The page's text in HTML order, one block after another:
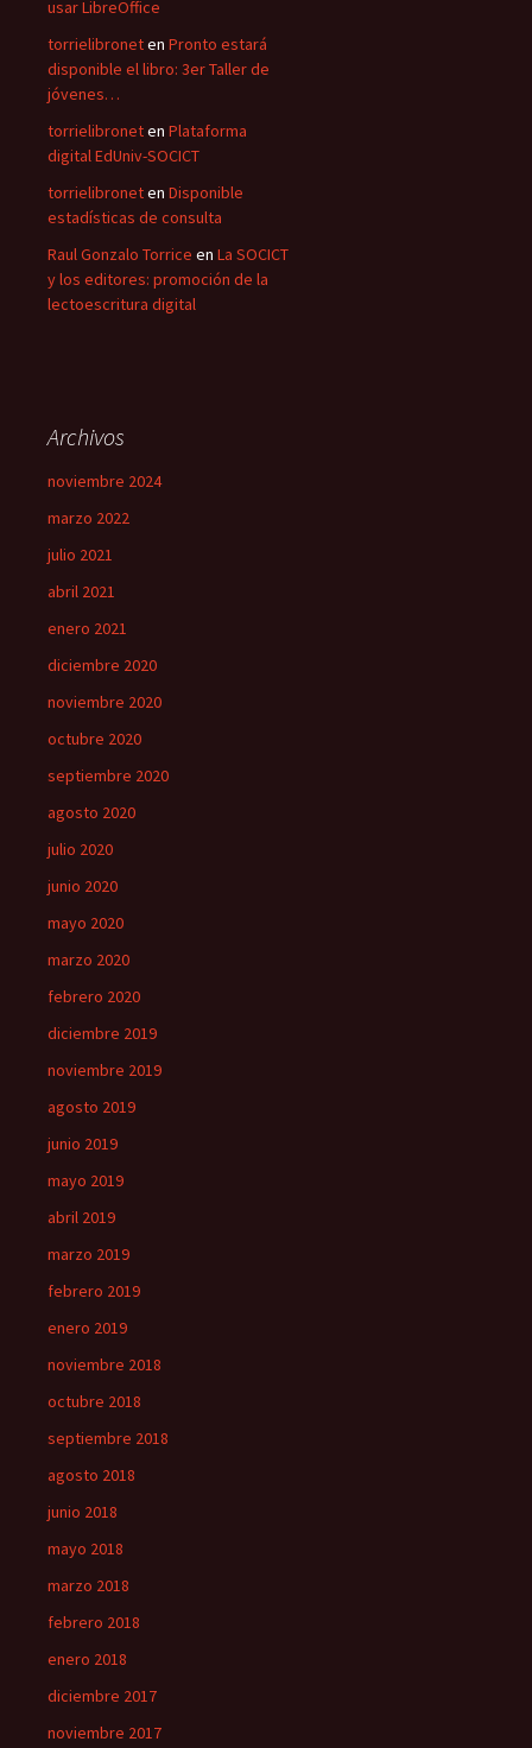
usar LibreOffice
torrielibroneten Pronto estará
disponible el libro: 3er Taller de
jóvenes…
torrielibroneten Plataforma
digital EdUniv-SOCICT
torrielibroneten Disponible
estadísticas de consulta
Raul Gonzalo Torrice en La SOCICT
y los editores: promoción de la
lectoescritura digital
Archivos
noviembre 2024
marzo 2022
julio 2021
abril 2021
enero 2021
diciembre 2020
noviembre 2020
octubre 2020
septiembre 2020
agosto 2020
julio 2020
junio 2020
mayo 2020
marzo 2020
febrero 2020
diciembre 2019
noviembre 2019
agosto 2019
junio 2019
mayo 2019
abril 2019
marzo 2019
febrero 2019
enero 2019
noviembre 2018
octubre 2018
septiembre 2018
agosto 2018
junio 2018
mayo 2018
marzo 2018
febrero 2018
enero 2018
diciembre 2017
noviembre 2017